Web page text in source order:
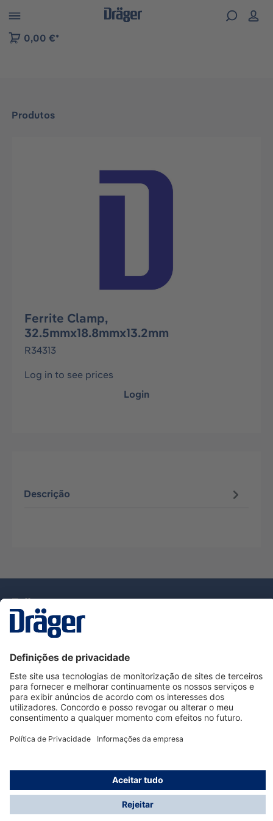
to B2B platform navigation
0,00 €*
Produtos
Ignorar galeria de imagens
Ferrite Clamp,
32.5mmx18.8mmx13.2mm
R34313
Log in to see prices
Login
Descrição
Serviço de Apoio ao Cliente Dräger
Utilização da loja
Informações
© Dräger Portugal, Lda, 2024
* Todos os preços excl. IVA mais
possíveis taxas de entrega, se não for indicado o